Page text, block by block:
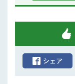
シェア